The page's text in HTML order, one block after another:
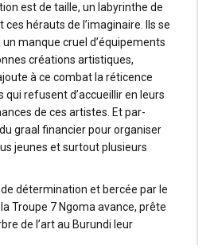
est de taille, un labyrinthe de
hérauts de l’imaginaire. Ils se
manque cruel d’équipements
créations artistiques,
à ce combat la réticence
qui refusent d’accueillir en leurs
de ces artistes. Et par-
graal financier pour organiser
jeunes et surtout plusieurs
détermination et bercée par le
Troupe 7 Ngoma avance, prête
de l’art au Burundi leur